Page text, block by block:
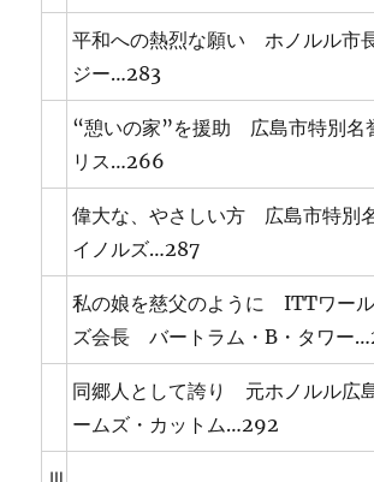
平和への熱烈な願い ホノルル市
ジー…283
“憩いの家”を援助 広島市特別
リス…266
偉大な、やさしい方 広島市特別
イノルズ…287
私の娘を慈父のように ITTワー
ズ会長 バートラム・B・タワー
同郷人として誇り 元ホノルル広
ームズ・カットム…292